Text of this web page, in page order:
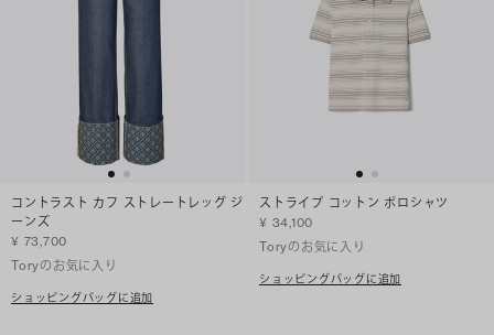
コントラスト カフ ストレートレッグ ジ
ーンズ
¥ 73,700
Toryのお気に入り
ショッピングバッグに追加
ストライプ コットン ポロシャツ
¥ 34,100
Toryのお気に入り
ショッピングバッグに追加